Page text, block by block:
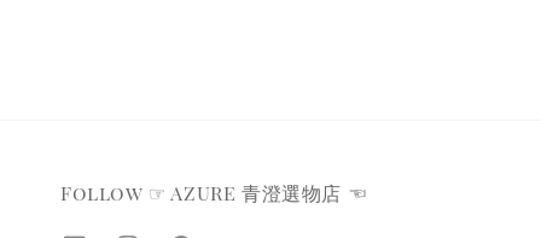
Follow ☞ AZURE 青澄選物店 ☜